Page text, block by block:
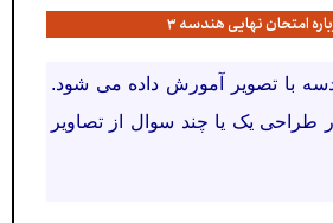
امتحان نهایی هندسه ۳
با تصویر آمورش داده می شود.
طراحی یک یا چند سوال از تصاویر